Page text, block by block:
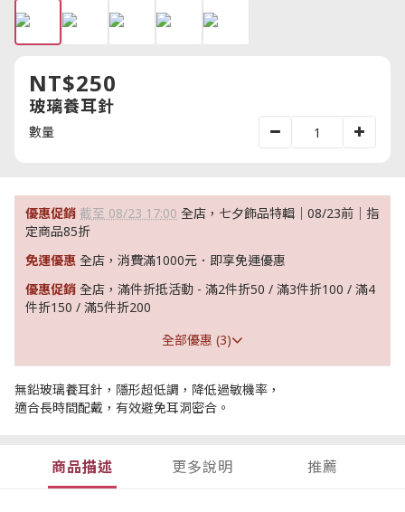
NT$250
玻璃養耳針
數量
優惠促銷 截至 08/23 17:00 全店，七夕飾品特輯｜08/23前｜指
定商品85折
免運優惠 全店，消費滿1000元．即享免運優惠
優惠促銷 全店，滿件折抵活動 - 滿2件折50 / 滿3件折100 / 滿4
件折150 / 滿5件折200
全部優惠 (3)
無鉛玻璃養耳針，隱形超低調，降低過敏機率，
適合長時間配戴，有效避免耳洞密合。
商品描述 更多說明 推薦